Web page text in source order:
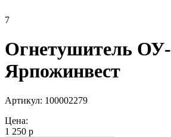
7
Огнетушитель
Ярпожинвест
Артикул: 100002279
Цена:
1 250 р